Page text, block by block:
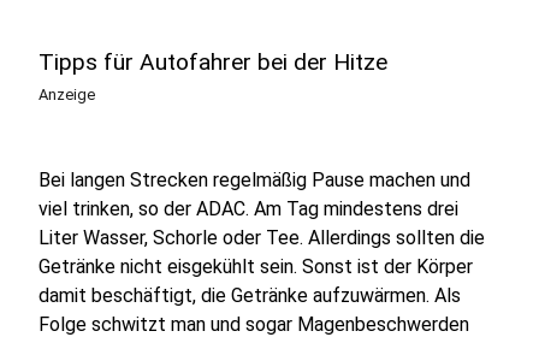
Tipps für Autofahrer bei der Hitze
Anzeige
Bei langen Strecken regelmäßig Pause machen und
viel trinken, so der ADAC. Am Tag mindestens drei
Liter Wasser, Schorle oder Tee. Allerdings sollten die
Getränke nicht eisgekühlt sein. Sonst ist der Körper
damit beschäftigt, die Getränke aufzuwärmen. Als
Folge schwitzt man und sogar Magenbeschwerden